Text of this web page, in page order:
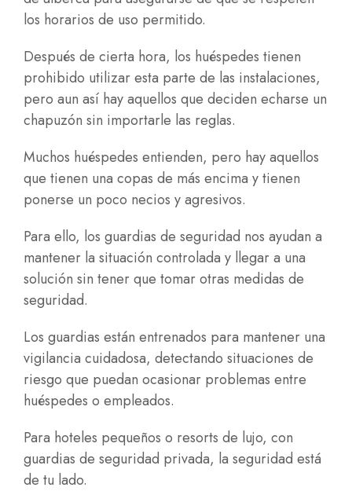
los horarios de uso permitido.
Después de cierta hora, los huéspedes tienen
prohibido utilizar esta parte de las instalaciones,
pero aun así hay aquellos que deciden echarse un
chapuzón sin importarle las reglas.
Muchos huéspedes entienden, pero hay aquellos
que tienen una copas de más encima y tienen
ponerse un poco necios y agresivos.
Para ello, los guardias de seguridad nos ayudan a
mantener la situación controlada y llegar a una
solución sin tener que tomar otras medidas de
seguridad.
Los guardias están entrenados para mantener una
vigilancia cuidadosa, detectando situaciones de
riesgo que puedan ocasionar problemas entre
huéspedes o empleados.
Para hoteles pequeños o resorts de lujo, con
guardias de seguridad privada, la seguridad está
de tu lado.